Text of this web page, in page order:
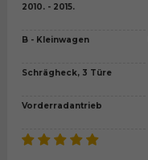
2010. - 2015.
B - Kleinwagen
Schrägheck, 3 Türe
Vorderradantrieb